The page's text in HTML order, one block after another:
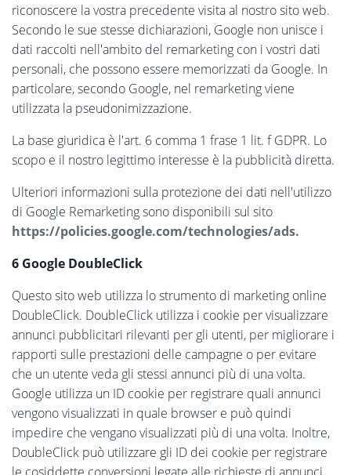
riconoscere la vostra precedente visita al nostro sito web.
Secondo le sue stesse dichiarazioni, Google non unisce i
dati raccolti nell'ambito del remarketing con i vostri dati
personali, che possono essere memorizzati da Google. In
particolare, secondo Google, nel remarketing viene
utilizzata la pseudonimizzazione.
La base giuridica è l'art. 6 comma 1 frase 1 lit. f GDPR. Lo
scopo e il nostro legittimo interesse è la pubblicità diretta.
Ulteriori informazioni sulla protezione dei dati nell'utilizzo
di Google Remarketing sono disponibili sul sito
https://policies.google.com/technologies/ads.
6 Google DoubleClick
Questo sito web utilizza lo strumento di marketing online
DoubleClick. DoubleClick utilizza i cookie per visualizzare
annunci pubblicitari rilevanti per gli utenti, per migliorare i
rapporti sulle prestazioni delle campagne o per evitare
che un utente veda gli stessi annunci più di una volta.
Google utilizza un ID cookie per registrare quali annunci
vengono visualizzati in quale browser e può quindi
impedire che vengano visualizzati più di una volta. Inoltre,
DoubleClick può utilizzare gli ID dei cookie per registrare
le cosiddette conversioni legate alle richieste di annunci.